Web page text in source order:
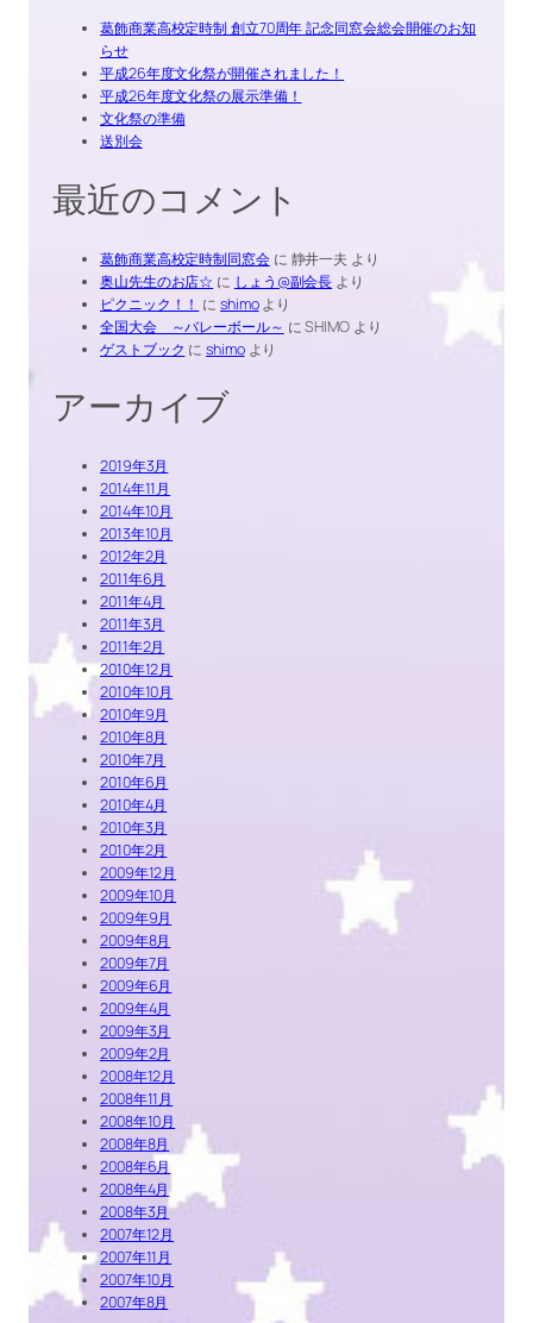
葛飾商業高校定時制 創立70周年 記念同窓会総会開催のお知
らせ
平成26年度文化祭が開催されました！
平成26年度文化祭の展示準備！
文化祭の準備
送別会
最近のコメント
葛飾商業高校定時制同窓会に 静井一夫 より
奥山先生のお店☆ に しょう@副会長 より
ピクニック！！ にshimoより
全国大会 ～バレーボール～ にSHIMOより
ゲストブック にshimoより
アーカイブ
2019年3月
2014年11月
2014年10月
2013年10月
2012年2月
2011年6月
2011年4月
2011年3月
2011年2月
2010年12月
2010年10月
2010年9月
2010年8月
2010年7月
2010年6月
2010年4月
2010年3月
2010年2月
2009年12月
2009年10月
2009年9月
2009年8月
2009年7月
2009年6月
2009年4月
2009年3月
2009年2月
2008年12月
2008年11月
2008年10月
2008年8月
2008年6月
2008年4月
2008年3月
2007年12月
2007年11月
2007年10月
2007年8月